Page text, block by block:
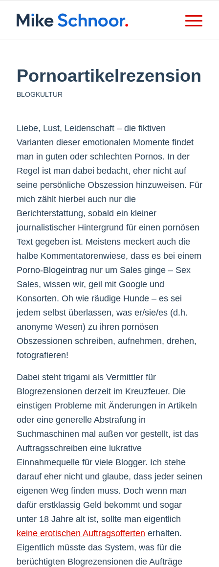
Pornoartikelrezension
BLOGKULTUR
Liebe, Lust, Leidenschaft – die fiktiven
Varianten dieser emotionalen Momente findet
man in guten oder schlechten Pornos. In der
Regel ist man dabei bedacht, eher nicht auf
seine persönliche Obszession hinzuweisen. Für
mich zählt hierbei auch nur die
Berichterstattung, sobald ein kleiner
journalistischer Hintergrund für einen pornösen
Text gegeben ist. Meistens meckert auch die
halbe Kommentatorenwiese, dass es bei einem
Porno-Blogeintrag nur um Sales ginge – Sex
Sales, wissen wir, geil mit Google und
Konsorten. Oh wie räudige Hunde – es sei
jedem selbst überlassen, was er/sie/es (d.h.
anonyme Wesen) zu ihren pornösen
Obszessionen schreiben, aufnehmen, drehen,
fotografieren!
Dabei steht trigami als Vermittler für
Blogrezensionen derzeit im Kreuzfeuer. Die
einstigen Probleme mit Änderungen in Artikeln
oder eine generelle Abstrafung in
Suchmaschinen mal außen vor gestellt, ist das
Auftragsschreiben eine lukrative
Einnahmequelle für viele Blogger. Ich stehe
darauf eher nicht und glaube, dass jeder seinen
eigenen Weg finden muss. Doch wenn man
dafür erstklassig Geld bekommt und sogar
unter 18 Jahre alt ist, sollte man eigentlich
keine erotischen Auftragsofferten erhalten.
Eigentlich müsste das System, was für die
berüchtigten Blogrezensionen die Aufträge